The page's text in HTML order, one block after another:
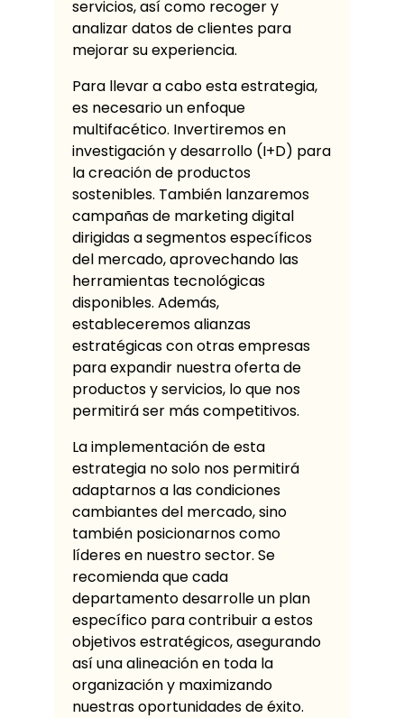
servicios, así como recoger y
analizar datos de clientes para
mejorar su experiencia.
Para llevar a cabo esta estrategia,
es necesario un enfoque
multifacético. Invertiremos en
investigación y desarrollo (I+D) para
la creación de productos
sostenibles. También lanzaremos
campañas de marketing digital
dirigidas a segmentos específicos
del mercado, aprovechando las
herramientas tecnológicas
disponibles. Además,
estableceremos alianzas
estratégicas con otras empresas
para expandir nuestra oferta de
productos y servicios, lo que nos
permitirá ser más competitivos.
La implementación de esta
estrategia no solo nos permitirá
adaptarnos a las condiciones
cambiantes del mercado, sino
también posicionarnos como
líderes en nuestro sector. Se
recomienda que cada
departamento desarrolle un plan
específico para contribuir a estos
objetivos estratégicos, asegurando
así una alineación en toda la
organización y maximizando
nuestras oportunidades de éxito.